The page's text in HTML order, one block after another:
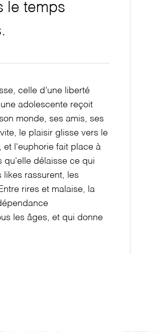
le temps
celle d’une liberté
adolescente reçoit
monde, ses amis, ses
le plaisir glisse vers le
et l'euphorie fait place à
qu'elle délaisse ce qui
likes rassurent, les
rires et malaise, la
les âges, et qui donne